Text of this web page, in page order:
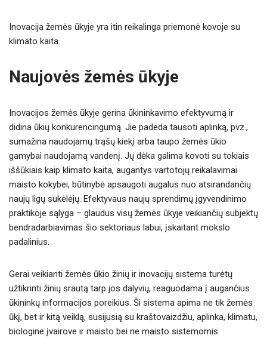
Inovacija žemės ūkyje yra itin reikalinga priemonė kovoje su
klimato kaita.
Naujovės žemės ūkyje
Inovacijos žemės ūkyje gerina ūkininkavimo efektyvumą ir
didina ūkių konkurencingumą. Jie padeda tausoti aplinką, pvz.,
sumažina naudojamų trąšų kiekį arba taupo žemės ūkio
gamybai naudojamą vandenį. Jų dėka galima kovoti su tokiais
iššūkiais kaip klimato kaita, augantys vartotojų reikalavimai
maisto kokybei, būtinybė apsaugoti augalus nuo atsirandančių
naujų ligų sukėlėjų. Efektyvaus naujų sprendimų įgyvendinimo
praktikoje sąlyga – glaudus visų žemės ūkyje veikiančių subjektų
bendradarbiavimas šio sektoriaus labui, įskaitant mokslo
padalinius.
Gerai veikianti žemės ūkio žinių ir inovacijų sistema turėtų
užtikrinti žinių srautą tarp jos dalyvių, reaguodama į augančius
ūkininkų informacijos poreikius. Ši sistema apima ne tik žemės
ūkį, bet ir kitą veiklą, susijusią su kraštovaizdžiu, aplinka, klimatu,
biologine įvairove ir maisto bei ne maisto sistemomis.